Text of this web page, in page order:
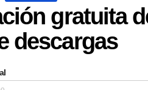
gratuita
descargas